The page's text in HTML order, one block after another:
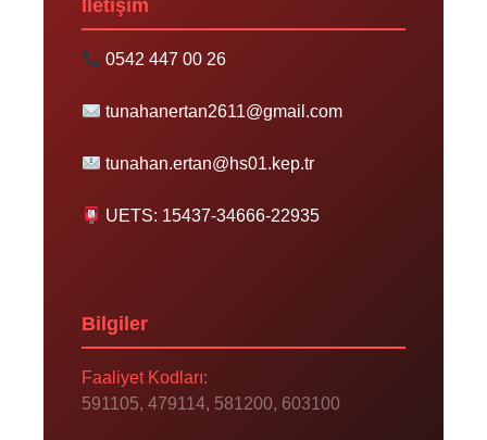
İletişim
0542 447 00 26
tunahanertan2611@gmail.com
tunahan.ertan@hs01.kep.tr
UETS: 15437-34666-22935
Bilgiler
Faaliyet Kodları:
591105, 479114, 581200, 603100